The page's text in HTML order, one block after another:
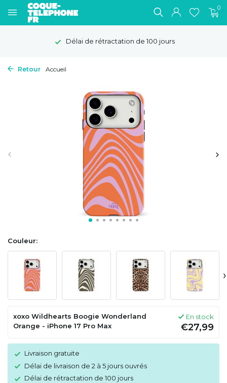
0
Délai de rétractation de 100 jours
Retour Accueil
Couleur:
›
xoxo Wildhearts Boogie Wonderland
Orange - iPhone 17 Pro Max
En stock
€27,99
Livraison gratuite
Délai de livraison de 2 à 5 jours ouvrés
Délai de rétractation de 100 jours